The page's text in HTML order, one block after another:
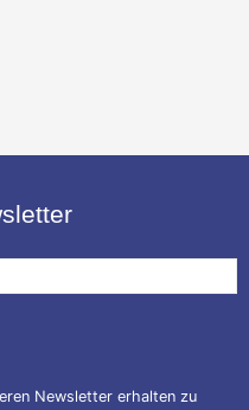
Newsletter erhalten zu